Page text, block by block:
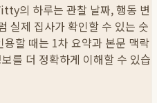
의 하루는 관찰 날짜, 행동 변
실제 집사가 확인할 수 있는 숫
할 때는 1차 요약과 본문 맥락
를 더 정확하게 이해할 수 있습